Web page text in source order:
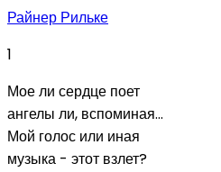
Райнер Рильке
1
Мое ли сердце поет
ангелы ли, вспоминая...
Мой голос или иная
музыка - этот взлет?